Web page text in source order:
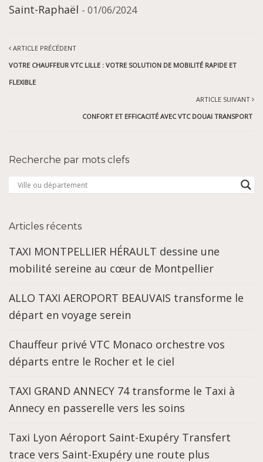
Saint-Raphaël - 01/06/2024
ARTICLE PRÉCÉDENT
VOTRE CHAUFFEUR VTC LILLE : VOTRE SOLUTION DE MOBILITÉ RAPIDE ET
FLEXIBLE
ARTICLE SUIVANT
CONFORT ET EFFICACITÉ AVEC VTC DOUAI TRANSPORT
Recherche par mots clefs
Articles récents
TAXI MONTPELLIER HÉRAULT dessine une
mobilité sereine au cœur de Montpellier
ALLO TAXI AEROPORT BEAUVAIS transforme le
départ en voyage serein
Chauffeur privé VTC Monaco orchestre vos
départs entre le Rocher et le ciel
TAXI GRAND ANNECY 74 transforme le Taxi à
Annecy en passerelle vers les soins
Taxi Lyon Aéroport Saint-Exupéry Transfert
trace vers Saint-Exupéry une route plus